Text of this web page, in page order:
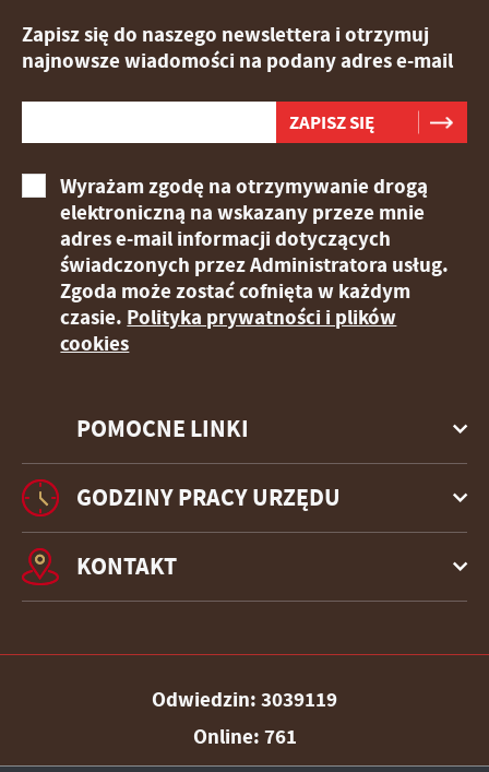
POMOCNE LINKI
Zapisz się do naszego newslettera i otrzymuj
najnowsze wiadomości na podany adres e-mail
Wyrażam zgodę na otrzymywanie drogą
elektroniczną na wskazany przeze mnie
adres e-mail informacji dotyczących
świadczonych przez Administratora usług.
Zgoda może zostać cofnięta w każdym
czasie. Polityka prywatności i plików
cookies
GODZINY PRACY URZĘDU
KONTAKT
Odwiedzin: 3039119
Online: 761